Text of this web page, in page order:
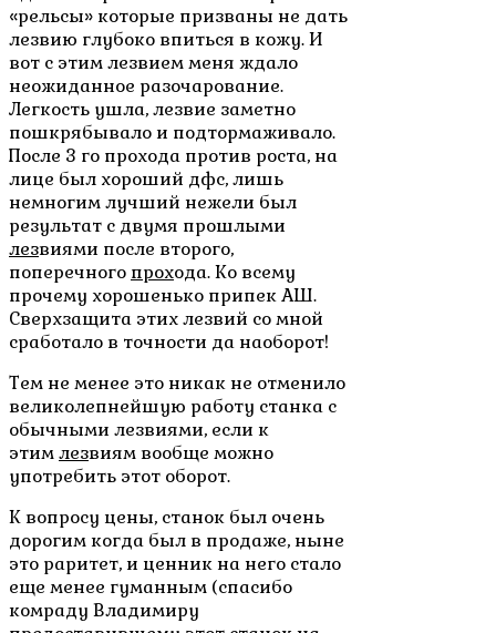
«рельсы» которые призваны не дать
лезвию глубоко впиться в кожу. И
вот с этим лезвием меня ждало
неожиданное разочарование.
Легкость ушла, лезвие заметно
пошкрябывало и подтормаживало.
После 3 го прохода против роста, на
лице был хороший дфс, лишь
немногим лучший нежели был
результат с двумя прошлыми
лезвиями после второго,
поперечного прохода. Ко всему
прочему хорошенько припек АШ.
Сверхзащита этих лезвий со мной
сработало в точности да наоборот!
Тем не менее это никак не отменило
великолепнейшую работу станка с
обычными лезвиями, если к
этимлезвиям вообще можно
употребить этот оборот.
К вопросу цены, станок был очень
дорогим когда был в продаже, ныне
это раритет, и ценник на него стало
еще менее гуманным (спасибо
комраду Владимиру